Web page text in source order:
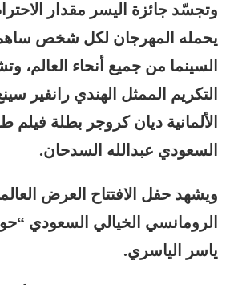
وتجسّد جائزة اليسر مقدار
يحمله المهرجان لكل شخص
السينما من جميع أنحاء العالم،
التكريم الممثل الهندي رانفير
الألمانية ديان كروجر بطلة فيلم
السعودي عبدالله السدحان.
ويشهد حفل الافتتاح العرض
الرومانسي الخيالي السعودي
ياسر الياسري.